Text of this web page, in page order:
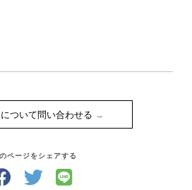
馬でお散歩する《外乗》をメイ
ンがセットになった体験乗馬教
）などなど。
ったら、馬と遊ぶ楽しみが膨ら
しょう？「UMA LIFE」には、
くなるような国内外の情報が満
ついて問い合わせる
ページをシェアする